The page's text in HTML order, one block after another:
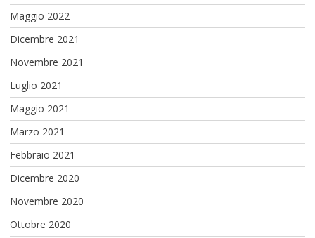
Maggio 2022
Dicembre 2021
Novembre 2021
Luglio 2021
Maggio 2021
Marzo 2021
Febbraio 2021
Dicembre 2020
Novembre 2020
Ottobre 2020